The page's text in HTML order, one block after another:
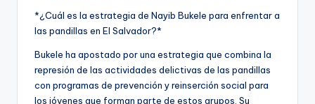
*¿Cuál es la estrategia de Nayib Bukele para enfrentar a
las pandillas en El Salvador?*
Bukele ha apostado por una estrategia que combina la
represión de las actividades delictivas de las pandillas
con programas de prevención y reinserción social para
los jóvenes que forman parte de estos grupos. Su